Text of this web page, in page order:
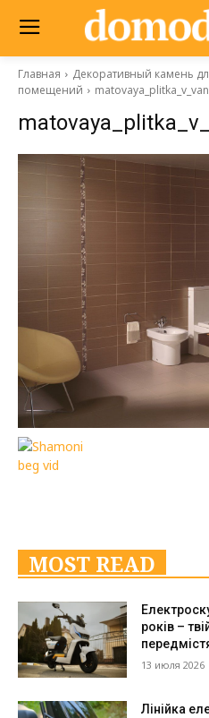
Главная
Декоративный камень
помещений
MOST READ
років –
13 июля 2026
Лінійка